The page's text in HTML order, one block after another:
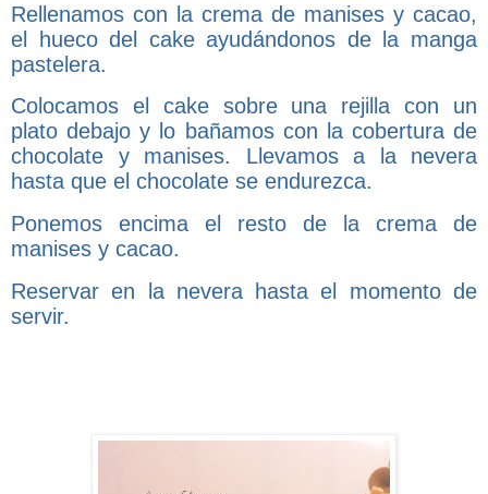
Rellenamos con la crema de manises y cacao,
el hueco del cake ayudándonos de la manga
pastelera.
Colocamos el cake sobre una rejilla con un
plato debajo y lo bañamos con la cobertura de
chocolate y manises. Llevamos a la nevera
hasta que el chocolate se endurezca.
Ponemos encima el resto de la crema de
manises y cacao.
Reservar en la nevera hasta el momento de
servir.